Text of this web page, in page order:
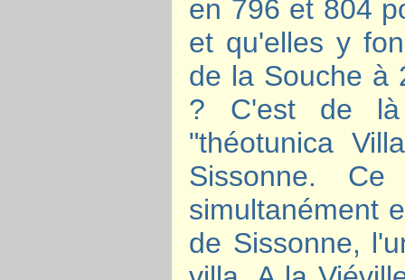
en 796 et 804
et qu'elles y
de la Souche à
? C'est de là
"théotunica
Sissonne.
simultanément
de Sissonne,